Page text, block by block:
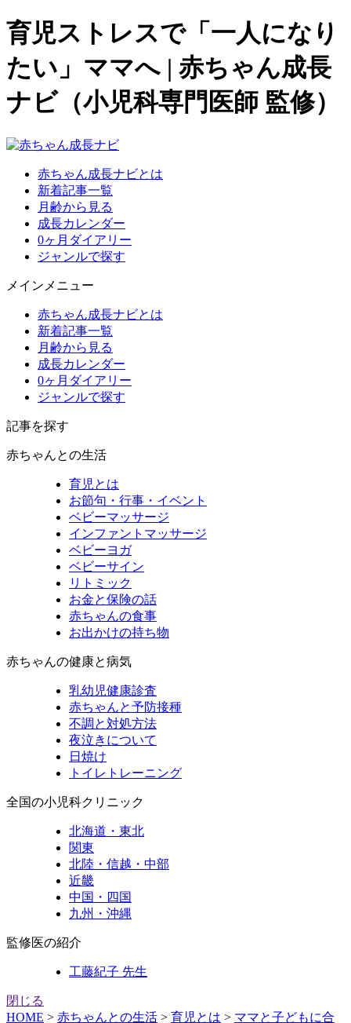
育児ストレスで「一人になり
たい」ママへ | 赤ちゃん成長
ナビ（小児科専門医師 監修）
赤ちゃん成長ナビとは
新着記事一覧
月齢から見る
成長カレンダー
0ヶ月ダイアリー
ジャンルで探す
メインメニュー
赤ちゃん成長ナビとは
新着記事一覧
月齢から見る
成長カレンダー
0ヶ月ダイアリー
ジャンルで探す
記事を探す
赤ちゃんとの生活
育児とは
お節句・行事・イベント
ベビーマッサージ
インファントマッサージ
ベビーヨガ
ベビーサイン
リトミック
お金と保険の話
赤ちゃんの食事
お出かけの持ち物
赤ちゃんの健康と病気
乳幼児健康診査
赤ちゃんと予防接種
不調と対処方法
夜泣きについて
日焼け
トイレトレーニング
全国の小児科クリニック
北海道・東北
関東
北陸・信越・中部
近畿
中国・四国
九州・沖縄
監修医の紹介
工藤紀子 先生
閉じる
HOME > 赤ちゃんとの生活 > 育児とは > ママと子どもに合